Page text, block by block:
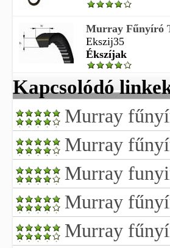
Murray Fűnyíró
Ekszij35
Ékszíjak
Kapcsolódó
Murray
Murray
Murray
Murray
Murray